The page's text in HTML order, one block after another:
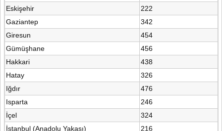
Eskişehir
222
Gaziantep
342
Giresun
454
Gümüşhane
456
Hakkari
438
Hatay
326
Iğdır
476
Isparta
246
İçel
324
İstanbul (Anadolu Yakası)
216